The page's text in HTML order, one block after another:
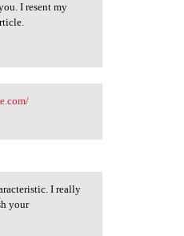
I resent my
I really
your